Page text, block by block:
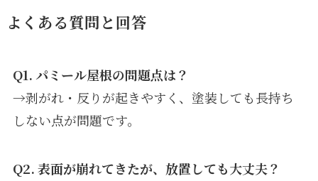
よくある質問と回答
Q1. パミール屋根の問題点は？
→剥がれ・反りが起きやすく、塗装しても長持ち
しない点が問題です。
Q2. 表面が崩れてきたが、放置しても大丈夫？